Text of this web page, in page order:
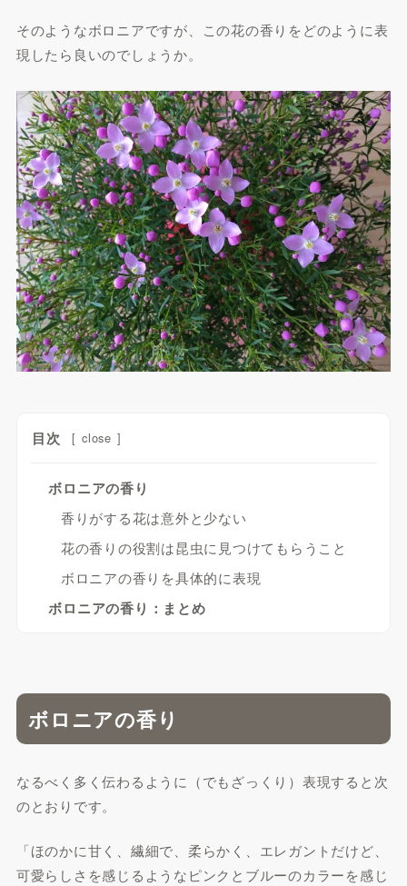
そのようなボロニアですが、この花の香りをどのように表
現したら良いのでしょうか。
目次 [ close ]
ボロニアの香り
香りがする花は意外と少ない
花の香りの役割は昆虫に見つけてもらうこと
ボロニアの香りを具体的に表現
ボロニアの香り：まとめ
ボロニアの香り
なるべく多く伝わるように（でもざっくり）表現すると次
のとおりです。
「ほのかに甘く、繊細で、柔らかく、エレガントだけど、
可愛らしさを感じるようなピンクとブルーのカラーを感じ